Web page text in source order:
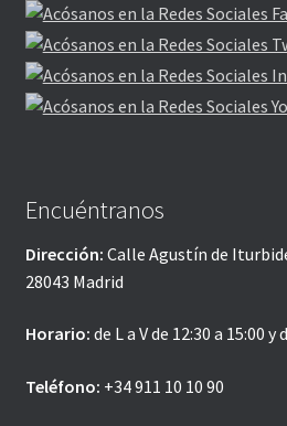
Encuéntranos
Dirección: Calle Agustín de
28043 Madrid
Horario: de L a V de 12:30 a 15:00 y
Teléfono: +34 911 10 10 90